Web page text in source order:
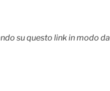
su questo link in modo da